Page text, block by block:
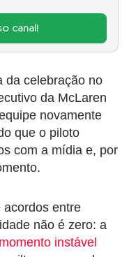
canal!
da celebração no
da McLaren
novamente
que o piloto
com a mídia e, por
acordos entre
não é zero: a
momento instável